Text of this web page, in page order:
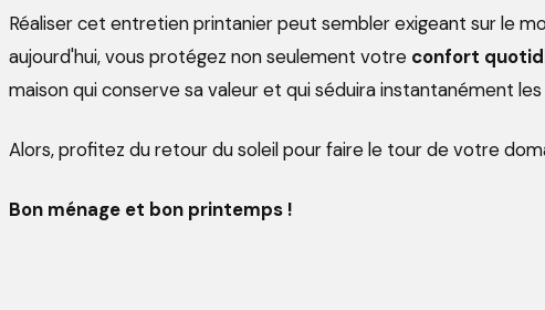
Réaliser cet entretien printanier peut sembler exigeant sur le
aujourd'hui, vous protégez non seulement votre confort
maison qui conserve sa valeur et qui séduira instantanément
Alors, profitez du retour du soleil pour faire le tour de votre
Bon ménage et bon printemps !